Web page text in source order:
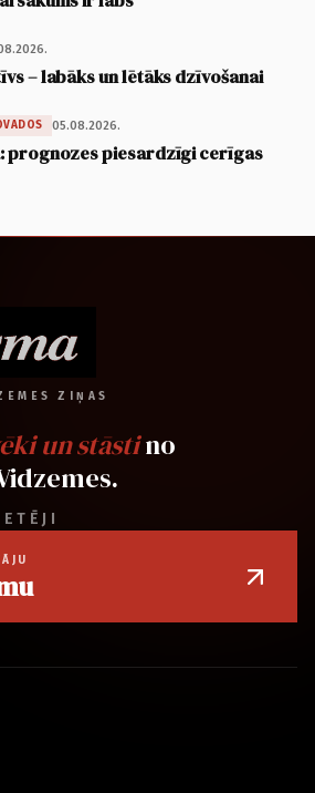
– labāks un lētāks dzīvošanai
05.08.2026.
prognozes piesardzīgi cerīgas
ZIŅAS
un stāstino